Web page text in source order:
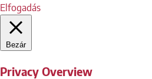
Elfogadás
Bezár
Privacy Overview